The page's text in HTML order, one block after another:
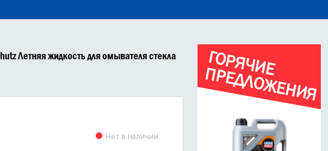
Летняя жидкость для омывателя стекла
Нет в наличии
Г
О
Р
Я
Ч
И
Е
П
Р
Е
Д
Л
О
Ж
Е
Н
И
Я